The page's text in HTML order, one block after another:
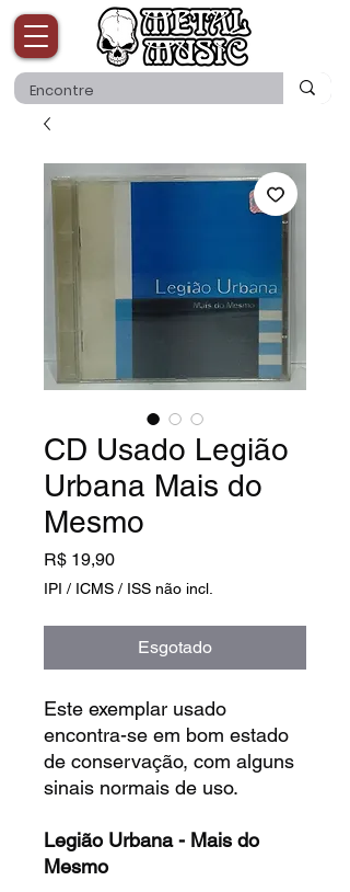
CD Usado Legião
Urbana Mais do
Mesmo
R$ 19,90Preço
IPI / ICMS / ISS não incl.
Esgotado
Este exemplar usado
encontra-se em bom estado
de conservação, com alguns
sinais normais de uso.
Legião Urbana - Mais do
Mesmo